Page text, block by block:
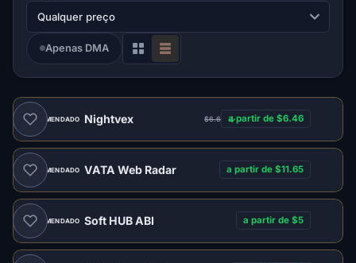
Apenas DMA
RECOMENDADO Nightvex $6.6 a partir de $6.46
RECOMENDADO VATA Web Radar a partir de $11.65
RECOMENDADO Soft HUB ABI a partir de $5